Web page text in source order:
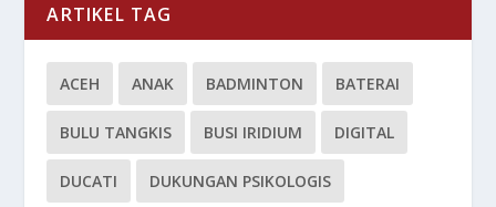
ARTIKEL TAG
ACEH ANAK BADMINTON BATERAI
BULU TANGKIS BUSI IRIDIUM DIGITAL
DUCATI DUKUNGAN PSIKOLOGIS